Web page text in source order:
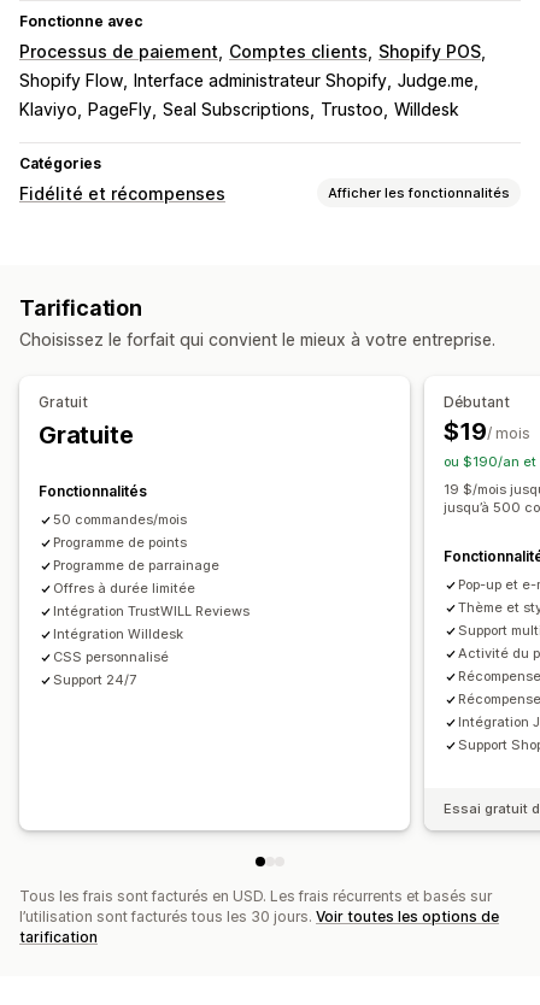
Fonctionne avec
Processus de paiement Comptes clients
Shopify POS
Shopify Flow
Interface administrateur Shopify Judge.me
Klaviyo
PageFly Seal Subscriptions Trustoo Willdesk
Catégories
Fidélité et récompenses Afficher les fonctionnalités
Parrainages
Abonnements
Programmes personnalisés
Accès en exclusivité
Événements Services Récompenses personnalisées
Tarification
Choisissez le forfait qui convient le mieux à votre entreprise.
Gratuit
Gratuite
Fonctionnalités
50 commandes/mois
Programme de points
Programme de parrainage
Offres à durée limitée
Intégration TrustWILL Reviews
Intégration Willdesk
CSS personnalisé
Support 24/7
Débutant
$19/ mois
ou $190/an et
19 $/mois
jusqu’à 500
Pop-up et
Thème et
Support
Activité du
Intégration
Support
Essai gratuit
Tous les frais sont facturés en USD. Les frais récurrents et basés sur
l’utilisation sont facturés tous les 30 jours. Voir toutes les options de
tarification